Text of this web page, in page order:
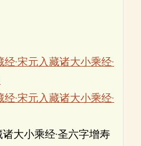
·宋元入藏诸大小乘经·
·宋元入藏诸大小乘经·
大小乘经·圣六字增寿